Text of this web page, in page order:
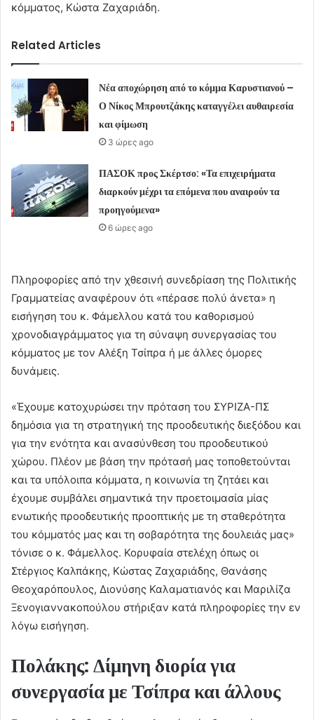
κόμματος, Κώστα Ζαχαριάδη.
Related Articles
Νέα αποχώρηση από το κόμμα Καρυστιανού –
Ο Νίκος Μπρουτζάκης καταγγέλει αυθαιρεσία
και φίμωση
3 ώρες ago
ΠΑΣΟΚ προς Σκέρτσο: «Τα επιχειρήματα
διαρκούν μέχρι τα επόμενα που αναιρούν τα
προηγούμενα»
6 ώρες ago
Πληροφορίες από την χθεσινή συνεδρίαση της Πολιτικής
Γραμματείας αναφέρουν ότι «πέρασε πολύ άνετα» η
εισήγηση του κ. Φάμελλου κατά του καθορισμού
χρονοδιαγράμματος για τη σύναψη συνεργασίας του
κόμματος με τον Αλέξη Τσίπρα ή με άλλες όμορες
δυνάμεις.
«Έχουμε κατοχυρώσει την πρόταση του ΣΥΡΙΖΑ-ΠΣ
δημόσια για τη στρατηγική της προοδευτικής διεξόδου και
για την ενότητα και ανασύνθεση του προοδευτικού
χώρου. Πλέον με βάση την πρότασή μας τοποθετούνται
και τα υπόλοιπα κόμματα, η κοινωνία τη ζητάει και
έχουμε συμβάλει σημαντικά την προετοιμασία μίας
ενωτικής προοδευτικής προοπτικής με τη σταθερότητα
του κόμματός μας και τη σοβαρότητα της δουλειάς μας»
τόνισε ο κ. Φάμελλος. Κορυφαία στελέχη όπως οι
Στέργιος Καλπάκης, Κώστας Ζαχαριάδης, Θανάσης
Θεοχαρόπουλος, Διονύσης Καλαματιανός και Μαριλίζα
Ξενογιαννακοπούλου στήριξαν κατά πληροφορίες την εν
λόγω εισήγηση.
Πολάκης: Δίμηνη διορία για
συνεργασία με Τσίπρα και άλλους